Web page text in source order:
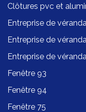
Clôtures pvc et
Entreprise de
Entreprise de
Entreprise de
Fenêtre 93
Fenêtre 94
Fenêtre 75